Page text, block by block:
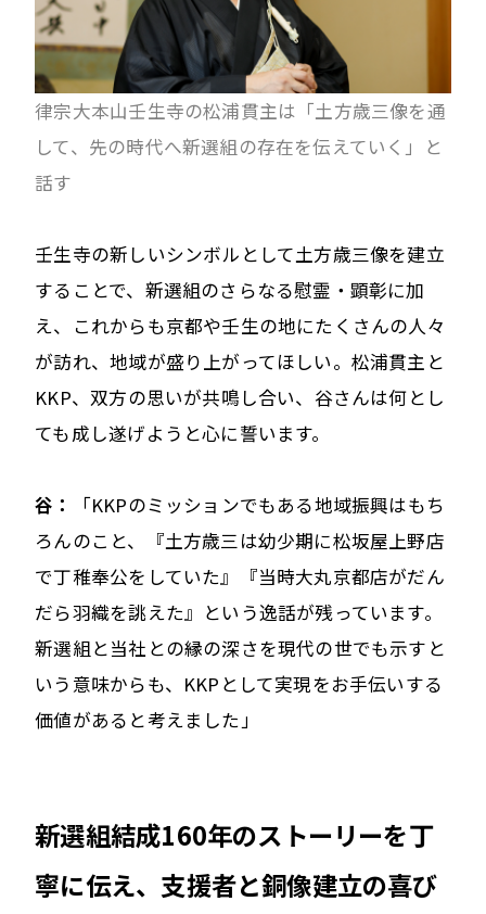
律宗大本山壬生寺の松浦貫主は「土方歳三像を通
して、先の時代へ新選組の存在を伝えていく」と
話す
壬生寺の新しいシンボルとして土方歳三像を建立
することで、新選組のさらなる慰霊・顕彰に加
え、これからも京都や壬生の地にたくさんの人々
が訪れ、地域が盛り上がってほしい。松浦貫主と
KKP、双方の思いが共鳴し合い、谷さんは何とし
ても成し遂げようと心に誓います。
谷：
「KKPのミッションでもある地域振興はもち
ろんのこと、『土方歳三は幼少期に松坂屋上野店
で丁稚奉公をしていた』『当時大丸京都店がだん
だら羽織を誂えた』という逸話が残っています。
新選組と当社との縁の深さを現代の世でも示すと
いう意味からも、KKPとして実現をお手伝いする
価値があると考えました」
新選組結成160年のストーリーを丁
寧に伝え、支援者と銅像建立の喜び